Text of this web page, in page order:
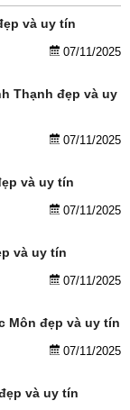
và uy tín
07/11/2025
Thạnh đẹp và uy
07/11/2025
và uy tín
07/11/2025
và uy tín
07/11/2025
Môn đẹp và uy tín
07/11/2025
và uy tín